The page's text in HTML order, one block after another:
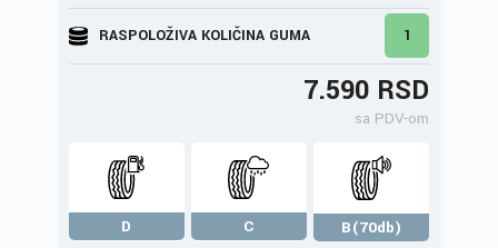
RASPOLOŽIVA KOLIČINA GUMA 1
7.590 RSD
sa PDV-om
D C
B(70db)